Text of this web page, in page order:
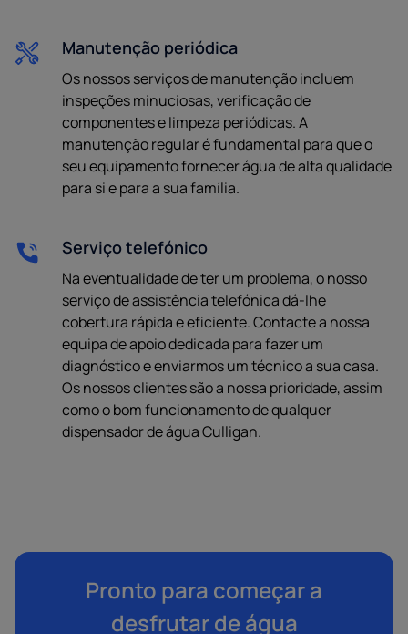
Manutenção periódica
Os nossos serviços de manutenção incluem
inspeções minuciosas, verificação de
componentes e limpeza periódicas. A
manutenção regular é fundamental para que o
seu equipamento fornecer água de alta qualidade
para si e para a sua família.
Serviço telefónico
Na eventualidade de ter um problema, o nosso
serviço de assistência telefónica dá-lhe
cobertura rápida e eficiente. Contacte a nossa
equipa de apoio dedicada para fazer um
diagnóstico e enviarmos um técnico a sua casa.
Os nossos clientes são a nossa prioridade, assim
como o bom funcionamento de qualquer
dispensador de água Culligan.
Pronto para começar a
desfrutar de água